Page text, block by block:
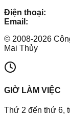
Điện thoại:
Email:
© 2008-2026
Mai Thủy
GIỜ LÀM VIỆC
Thứ 2 đến thứ 6,